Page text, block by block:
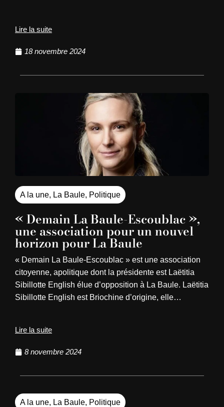
Lire la suite
18 novembre 2024
A la une, La Baule, Politique
« Demain La Baule-Escoublac »,
une association pour un nouvel
horizon pour La Baule
« Demain La Baule-Escoublac » est une association
citoyenne, apolitique dont la présidente est Laëtitia
Sibillotte English élue d’opposition à La Baule. Laëtitia
Sibillotte English est Briochine d’origine, elle…
Lire la suite
8 novembre 2024
A la une, La Baule, Politique